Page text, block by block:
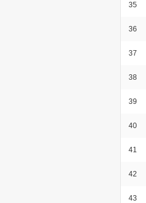
35
36
37
38
39
40
41
42
43